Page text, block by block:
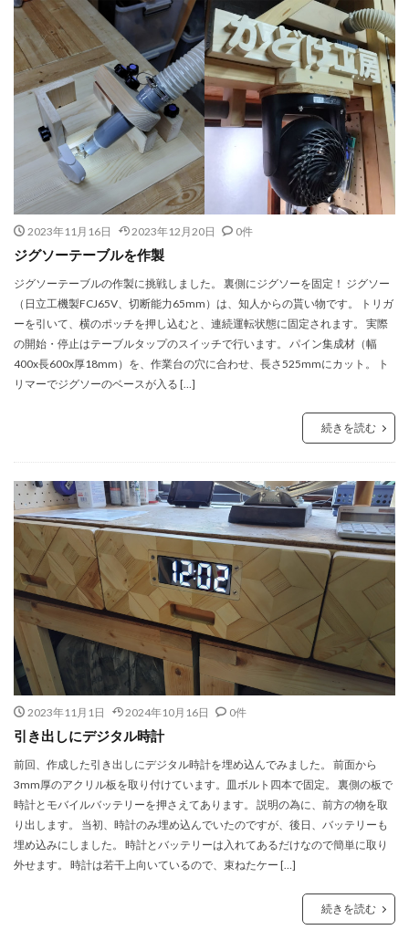
2023年11月16日 2023年12月20日 0件
ジグソーテーブルを作製
ジグソーテーブルの作製に挑戦しました。 裏側にジグソーを固定！ ジグソー
（日立工機製FCJ65V、切断能力65mm）は、知人からの貰い物です。 トリガ
ーを引いて、横のポッチを押し込むと、連続運転状態に固定されます。 実際
の開始・停止はテーブルタップのスイッチで行います。 パイン集成材（幅
400x長600x厚18mm）を、作業台の穴に合わせ、長さ525mmにカット。 ト
リマーでジグソーのベースが入る […]
続きを読む
2023年11月1日 2024年10月16日 0件
引き出しにデジタル時計
前回、作成した引き出しにデジタル時計を埋め込んでみました。 前面から
3mm厚のアクリル板を取り付けています。皿ボルト四本で固定。 裏側の板で
時計とモバイルバッテリーを押さえてあります。 説明の為に、前方の物を取
り出します。 当初、時計のみ埋め込んでいたのですが、後日、バッテリーも
埋め込みにしました。 時計とバッテリーは入れてあるだけなので簡単に取り
外せます。 時計は若干上向いているので、束ねたケー […]
続きを読む